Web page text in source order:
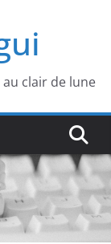
clair de lune